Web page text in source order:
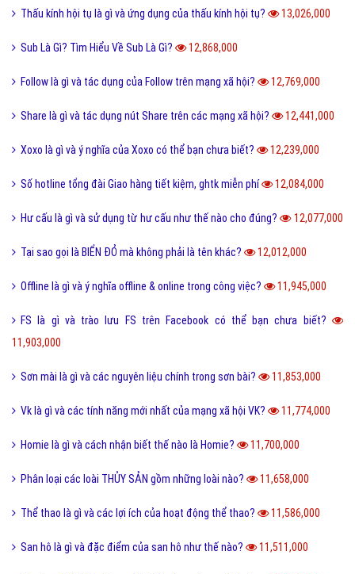
Thấu kính hội tụ là gì và ứng dụng của thấu kính hội tụ? 13,026,000
Sub Là Gì? Tìm Hiểu Về Sub Là Gì? 12,868,000
Follow là gì và tác dụng của Follow trên mạng xã hội? 12,769,000
Share là gì và tác dụng nút Share trên các mạng xã hội? 12,441,000
Xoxo là gì và ý nghĩa của Xoxo có thể bạn chưa biết? 12,239,000
Số hotline tổng đài Giao hàng tiết kiệm, ghtk miễn phí 12,084,000
Hư cấu là gì và sử dụng từ hư cấu như thế nào cho đúng? 12,077,000
Tại sao gọi là BIỂN ĐỎ mà không phải là tên khác? 12,012,000
Offline là gì và ý nghĩa offline & online trong công việc? 11,945,000
FS là gì và trào lưu FS trên Facebook có thể bạn chưa biết?
11,903,000
Sơn mài là gì và các nguyên liệu chính trong sơn bài? 11,853,000
Vk là gì và các tính năng mới nhất của mạng xã hội VK? 11,774,000
Homie là gì và cách nhận biết thế nào là Homie? 11,700,000
Phân loại các loài THỦY SẢN gồm những loài nào? 11,658,000
Thể thao là gì và các lợi ích của hoạt động thể thao? 11,586,000
San hô là gì và đặc điểm của san hô như thế nào? 11,511,000